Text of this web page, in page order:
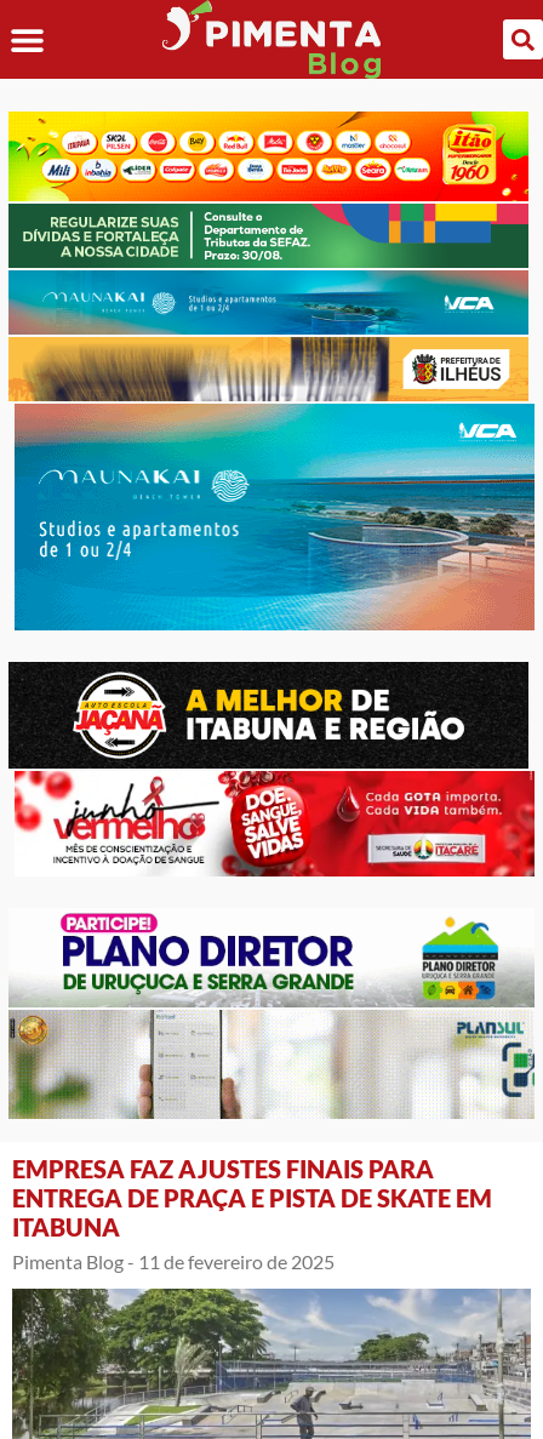
EMPRESA FAZ AJUSTES FINAIS PARA
ENTREGA DE PRAÇA E PISTA DE SKATE EM
ITABUNA
Pimenta Blog - 11 de fevereiro de 2025